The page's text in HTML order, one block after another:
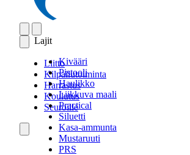
Lajit
Kivääri
Pistooli
Haulikko
Liikkuva maali
Practical
Siluetti
Kasa-ammunta
Mustaruuti
PRS
Liitto
Kilpailutoiminta
Harrastus
Koulutus
Seuroille